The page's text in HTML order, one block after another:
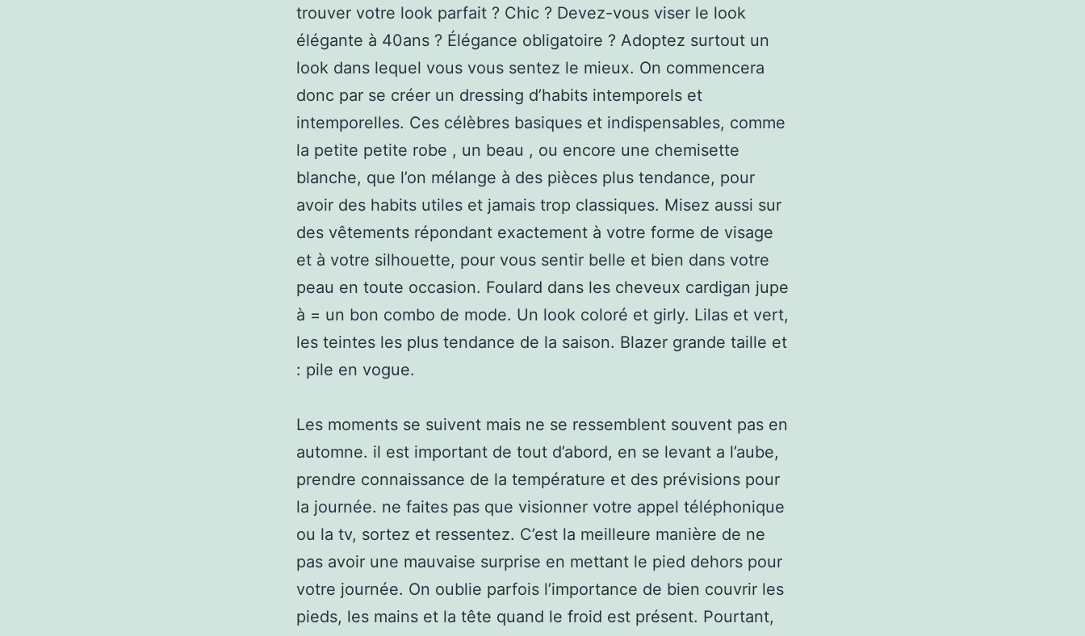
trouver votre look parfait ? Chic ? Devez-vous viser le look
élégante à 40ans ? Élégance obligatoire ? Adoptez surtout un
look dans lequel vous vous sentez le mieux. On commencera
donc par se créer un dressing d’habits intemporels et
intemporelles. Ces célèbres basiques et indispensables, comme
la petite petite robe , un beau , ou encore une chemisette
blanche, que l’on mélange à des pièces plus tendance, pour
avoir des habits utiles et jamais trop classiques. Misez aussi sur
des vêtements répondant exactement à votre forme de visage
et à votre silhouette, pour vous sentir belle et bien dans votre
peau en toute occasion. Foulard dans les cheveux cardigan jupe
à = un bon combo de mode. Un look coloré et girly. Lilas et vert,
les teintes les plus tendance de la saison. Blazer grande taille et
: pile en vogue.
Les moments se suivent mais ne se ressemblent souvent pas en
automne. il est important de tout d’abord, en se levant a l’aube,
prendre connaissance de la température et des prévisions pour
la journée. ne faites pas que visionner votre appel téléphonique
ou la tv, sortez et ressentez. C’est la meilleure manière de ne
pas avoir une mauvaise surprise en mettant le pied dehors pour
votre journée. On oublie parfois l’importance de bien couvrir les
pieds, les mains et la tête quand le froid est présent. Pourtant,